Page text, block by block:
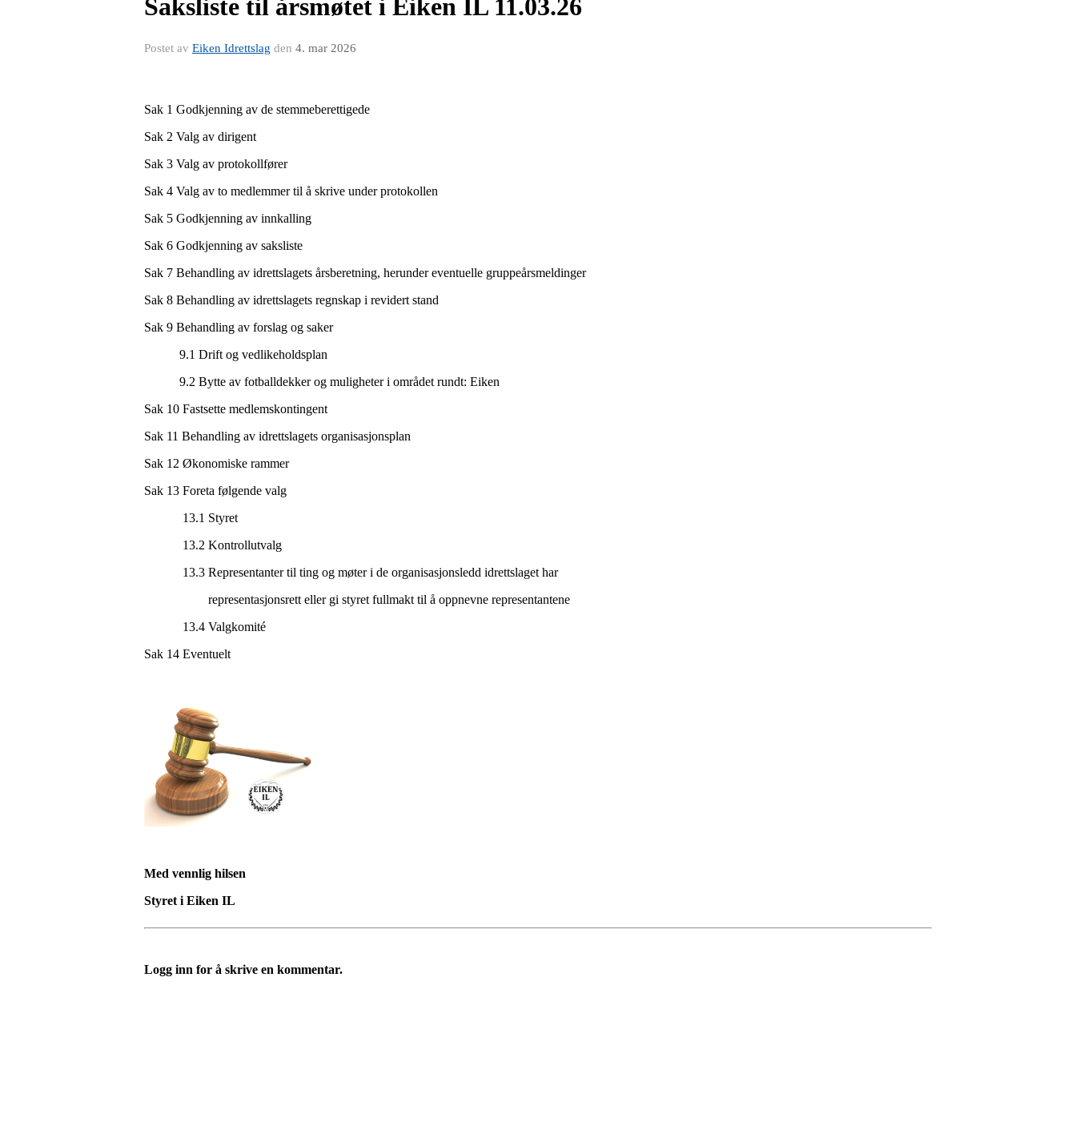
Saksliste til årsmøtet i Eiken IL 11.03.26
Postet av Eiken Idrettslag den 4. mar 2026
Sak 1 Godkjenning av de stemmeberettigede
Sak 2 Valg av dirigent
Sak 3 Valg av protokollfører
Sak 4 Valg av to medlemmer til å skrive under protokollen
Sak 5 Godkjenning av innkalling
Sak 6 Godkjenning av saksliste
Sak 7 Behandling av idrettslagets årsberetning, herunder eventuelle gruppeårsmeldinger
Sak 8 Behandling av idrettslagets regnskap i revidert stand
Sak 9 Behandling av forslag og saker
9.1 Drift og vedlikeholdsplan
9.2 Bytte av fotballdekker og muligheter i området rundt: Eiken
Sak 10 Fastsette medlemskontingent
Sak 11 Behandling av idrettslagets organisasjonsplan
Sak 12 Økonomiske rammer
Sak 13 Foreta følgende valg
13.1 Styret
13.2 Kontrollutvalg
13.3 Representanter til ting og møter i de organisasjonsledd idrettslaget har
representasjonsrett eller gi styret fullmakt til å oppnevne representantene
13.4 Valgkomité
Sak 14 Eventuelt
Med vennlig hilsen
Styret i Eiken IL
Logg inn for å skrive en kommentar.